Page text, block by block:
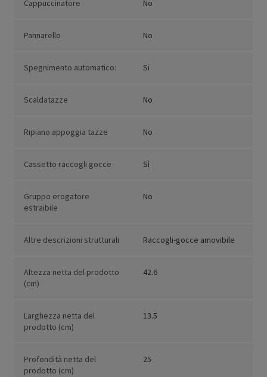
Cappuccinatore No
Pannarello No
Spegnimento automatico: Si
Scaldatazze No
Ripiano appoggia tazze No
Cassetto raccogli gocce Sì
Gruppo erogatore
estraibile
No
Altre descrizioni strutturali Raccogli-gocce amovibile
Altezza netta del prodotto
(cm)
42.6
Larghezza netta del
prodotto (cm)
13.5
Profondità netta del
prodotto (cm)
25